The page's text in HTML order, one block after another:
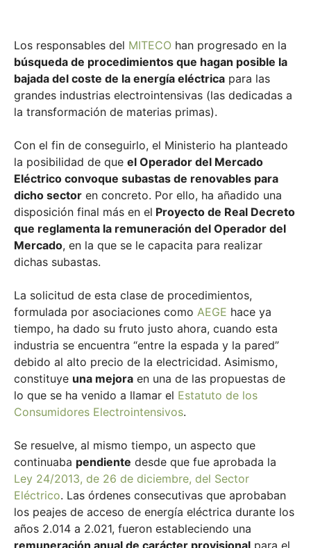
Los responsables del MITECO han progresado en la
búsqueda de procedimientos que hagan posible la
bajada del coste de la energía eléctrica para las
grandes industrias electrointensivas (las dedicadas a
la transformación de materias primas).
Con el fin de conseguirlo, el Ministerio ha planteado
la posibilidad de que el Operador del Mercado
Eléctrico convoque subastas de renovables para
dicho sector en concreto. Por ello, ha añadido una
disposición final más en el Proyecto de Real Decreto
que reglamenta la remuneración del Operador del
Mercado, en la que se le capacita para realizar
dichas subastas.
La solicitud de esta clase de procedimientos,
formulada por asociaciones como AEGE hace ya
tiempo, ha dado su fruto justo ahora, cuando esta
industria se encuentra “entre la espada y la pared”
debido al alto precio de la electricidad. Asimismo,
constituye una mejora en una de las propuestas de
lo que se ha venido a llamar el Estatuto de los
Consumidores Electrointensivos.
Se resuelve, al mismo tiempo, un aspecto que
continuaba pendiente desde que fue aprobada la
Ley 24/2013, de 26 de diciembre, del Sector
Eléctrico. Las órdenes consecutivas que aprobaban
los peajes de acceso de energía eléctrica durante los
años 2.014 a 2.021, fueron estableciendo una
remuneración anual de carácter provisional para el